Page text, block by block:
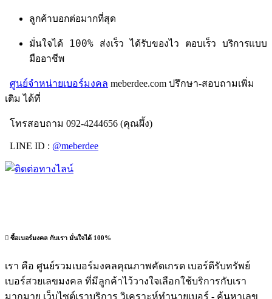
ลูกค้าบอกต่อมากที่สุด
มั่นใจได้ 100% ส่งเร็ว ได้รับของไว ตอบเร็ว บริการแบบ
มืออาชีพ
ศูนย์จำหน่ายเบอร์มงคล meberdee.com ปรึกษา-สอบถามเพิ่ม
เติม ได้ที่
โทรสอบถาม 092-4244656 (คุณผึ้ง)
LINE ID : @meberdee
ซื้อเบอร์มงคล กับเรา มั่นใจได้ 100%
เรา คือ ศูนย์รวมเบอร์มงคลคุณภาพคัดเกรด เบอร์ดีรับทรัพย์
เบอร์สวยเลขมงคล ที่มีลูกค้าไว้วางใจเลือกใช้บริการกับเรา
มากมาย เว็บไซต์เราบริการ วิเคราะห์ทำนายเบอร์ - ค้นหาเลข